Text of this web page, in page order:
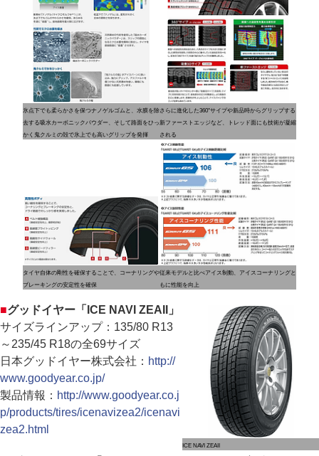
氷点下でも柔らかさを保つナノゲルゴムと、水膜を除
去する吸水カーボニックパウダー、そして路面をひっ
かく鬼クルミの殻で氷上でも高いグリップを発揮
さらに進化した360°サイプや新品時からグリップする
新ファーストエッジなど、トレッド面にも技術が凝縮
される
タイヤ自体の剛性を確保することで、コーナリングや
ブレーキングの安定性を確保
従来モデルと比べアイス制動、アイスコーナリングと
もに性能を向上
ICE NAVI ZEAII
■グッドイヤー「ICE NAVI ZEAII」
サイズラインアップ：135/80 R13
～235/45 R18の全69サイズ
日本グッドイヤー株式会社： http://
www.goodyear.co.jp/
製品情報： http://www.goodyear.co.j
p/products/tires/icenavizea2/icenavi
zea2.html